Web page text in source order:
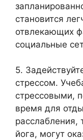
становится
отвлекающих
социальные
5.
стрессом.
стрессовыми,
время для
расслабления,
йога, могут